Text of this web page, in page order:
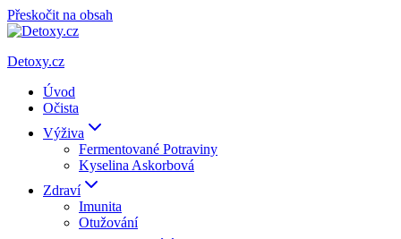
Přeskočit na obsah
Detoxy.cz
Úvod
Očista
Výživa
Fermentované Potraviny
Kyselina Askorbová
Zdraví
Imunita
Otužování